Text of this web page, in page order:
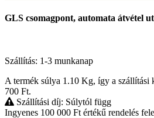
GLS csomagpont, automata átvétel
Szállítás: 1-3 munkanap
A termék súlya 1.10 Kg, így a szállítási
700 Ft.
Szállítási díj: Súlytól függ
Ingyenes 100 000 Ft értékű rendelés